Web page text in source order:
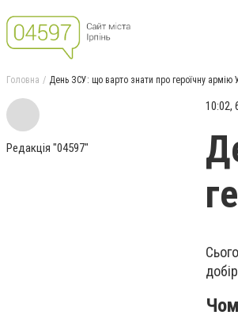
Головна День ЗСУ: що варто знати про героїчну армію
Редакція "04597"
10:02,